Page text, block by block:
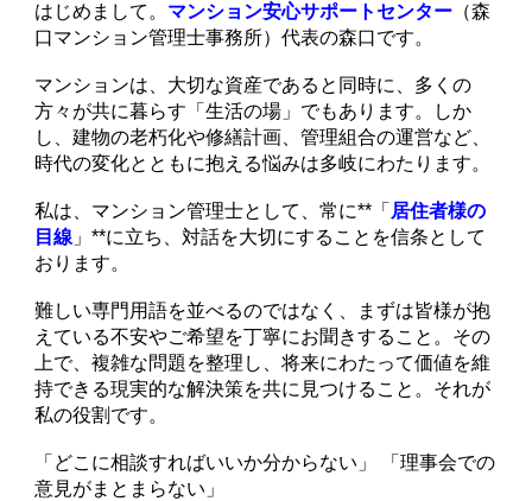
はじめまして。 マンション安心サポートセンター （森
口マンション管理士事務所）代表の森口です。
マンションは、大切な資産であると同時に、多くの
方々が共に暮らす「生活の場」でもあります。しか
し、建物の老朽化や修繕計画、管理組合の運営など、
時代の変化とともに抱える悩みは多岐にわたります。
私は、マンション管理士として、常に**「 居住者様の
目線 」**に立ち、対話を大切にすることを信条として
おります。
難しい専門用語を並べるのではなく、まずは皆様が抱
えている不安やご希望を丁寧にお聞きすること。その
上で、複雑な問題を整理し、将来にわたって価値を維
持できる現実的な解決策を共に見つけること。それが
私の役割です。
「どこに相談すればいいか分からない」 「理事会での
意見がまとまらない」